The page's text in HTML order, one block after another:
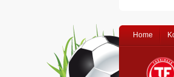
Home